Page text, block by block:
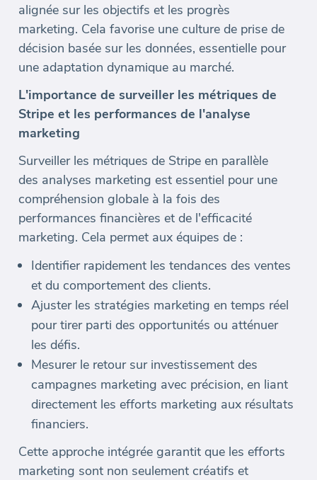
alignée sur les objectifs et les progrès
marketing. Cela favorise une culture de prise de
décision basée sur les données, essentielle pour
une adaptation dynamique au marché.
L'importance de surveiller les métriques de
Stripe et les performances de l'analyse
marketing
Surveiller les métriques de Stripe en parallèle
des analyses marketing est essentiel pour une
compréhension globale à la fois des
performances financières et de l'efficacité
marketing. Cela permet aux équipes de :
Identifier rapidement les tendances des ventes
et du comportement des clients.
Ajuster les stratégies marketing en temps réel
pour tirer parti des opportunités ou atténuer
les défis.
Mesurer le retour sur investissement des
campagnes marketing avec précision, en liant
directement les efforts marketing aux résultats
financiers.
Cette approche intégrée garantit que les efforts
marketing sont non seulement créatifs et